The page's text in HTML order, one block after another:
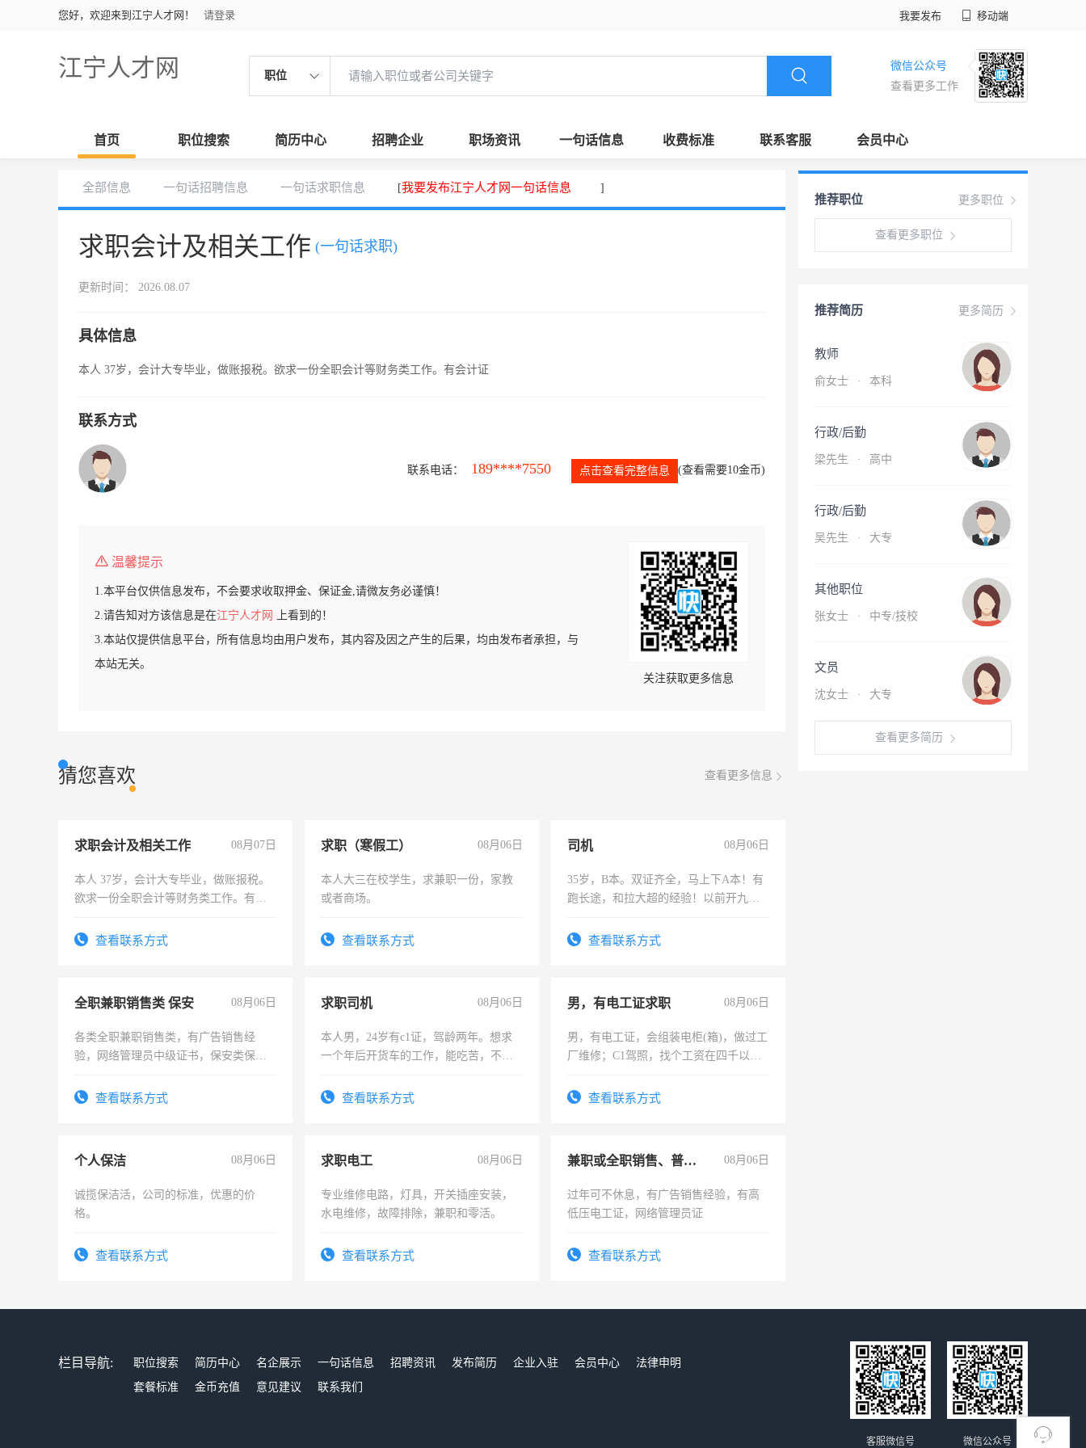
您好，欢迎来到江宁人才网！ 请登录 我要发布 移动端
江宁人才网 职位
微信公众号
查看更多工作
首页 职位搜索 简历中心 招聘企业 职场资讯 一句话信息 收费标准 联系客服 会员中心
全部信息 一句话招聘信息 一句话求职信息 [我要发布江宁人才网一句话信息 ]
求职会计及相关工作 (一句话求职)
更新时间： 2026.08.07
具体信息
本人 37岁，会计大专毕业，做账报税。欲求一份全职会计等财务类工作。有会计证
联系方式
联系电话： 189****7550 点击查看完整信息 (查看需要10金币)
温馨提示
1.本平台仅供信息发布，不会要求收取押金、保证金,请微友务必谨慎！
2.请告知对方该信息是在江宁人才网
上看到的！
3.本站仅提供信息平台，所有信息均由用户发布，其内容及因之产生的后果，均由发布者承担，与
本站无关。
关注获取更多信息
猜您喜欢 查看更多信息
求职会计及相关工作 08月07日
本人 37岁，会计大专毕业，做账报税。
欲求一份全职会计等财务类工作。有会
查看联系方式
求职（寒假工） 08月06日
本人大三在校学生，求兼职一份，家教
或者商场。
查看联系方式
司机 08月06日
35岁，B本。双证齐全，马上下A本！有
跑长途，和拉大超的经验！以前开九米
查看联系方式
全职兼职销售类 保安 08月06日
各类全职兼职销售类，有广告销售经
验，网络管理员中级证书，保安类保安
有高低压电工证和十几年工作经验
查看联系方式
求职司机 08月06日
本人男，24岁有c1证，驾龄两年。想求
一个年后开货车的工作，能吃苦，不怕
查看联系方式
男，有电工证求职 08月06日
男，有电工证，会组装电柜(箱)，做过工
厂维修；C1驾照，找个工资在四千以
电话查看联系方式
个人保洁 08月06日
诚揽保洁活，公司的标准，优惠的价
格。
查看联系方式
求职电工 08月06日
专业维修电路，灯具，开关插座安装，
水电维修，故障排除，兼职和零活。
查看联系方式
兼职或全职销售、普工、维修 08月06日
过年可不休息，有广告销售经验，有高
低压电工证，网络管理员证
查看联系方式
更多职位
推荐职位
查看更多职位
更多简历
推荐简历
教师
俞女士 · 本科
行政/后勤
梁先生 · 高中
行政/后勤
吴先生 · 大专
其他职位
张女士 · 中专/技校
文员
沈女士 · 大专
查看更多简历
栏目导航: 职位搜索 简历中心 名企展示 一句话信息 招聘资讯 发布简历 企业入驻 会员中心
法律申明
套餐标准
金币充值 意见建议 联系我们
微信公众号
客服微信号